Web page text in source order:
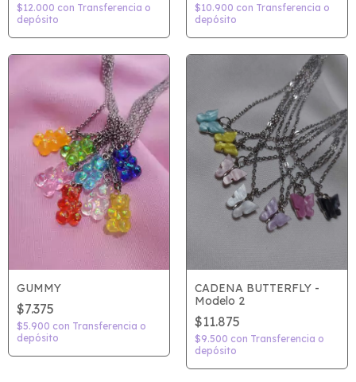
$12.000 con Transferencia o
depósito
$10.900 con Transferencia o
depósito
GUMMY
$7.375
$5.900 con Transferencia o
depósito
CADENA BUTTERFLY -
Modelo 2
$11.875
$9.500 con Transferencia o
depósito